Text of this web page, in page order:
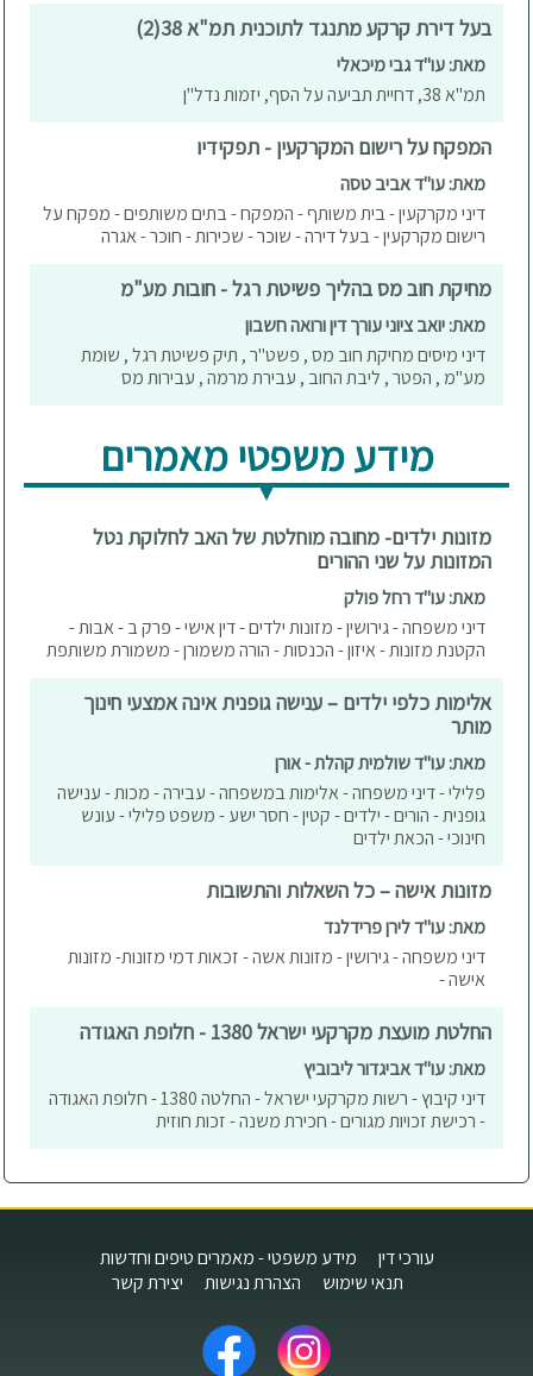
בעל דירת קרקע מתנגד לתוכנית תמ"א 38(2)
מאת: עו"ד גבי מיכאלי
תמ"א 38, דחיית תביעה על הסף, יזמות נדל"ן
המפקח על רישום המקרקעין - תפקידיו
מאת: עו"ד אביב טסה
דיני מקרקעין - בית משותף - המפקח - בתים משותפים - מפקח על
רישום מקרקעין - בעל דירה - שוכר - שכירות - חוכר - אגרה
מחיקת חוב מס בהליך פשיטת רגל - חובות מע"מ
מאת: יואב ציוני עורך דין ורואה חשבון
דיני מיסים מחיקת חוב מס , פשט"ר , תיק פשיטת רגל , שומת
מע"מ , הפטר , ליבת החוב , עבירת מרמה , עבירות מס
מידע משפטי מאמרים
מזונות ילדים- מחובה מוחלטת של האב לחלוקת נטל
המזונות על שני ההורים
מאת: עו"ד רחל פולק
דיני משפחה - גירושין - מזונות ילדים - דין אישי - פרק ב - אבות -
הקטנת מזונות - איזון - הכנסות - הורה משמורן - משמורת משותפת
אלימות כלפי ילדים – ענישה גופנית אינה אמצעי חינוך
מותר
מאת: עו"ד שולמית קהלת - אורן
פלילי - דיני משפחה - אלימות במשפחה - עבירה - מכות - ענישה
גופנית - הורים - ילדים - קטין - חסר ישע - משפט פלילי - עונש
חינוכי - הכאת ילדים
מזונות אישה – כל השאלות והתשובות
מאת: עו"ד לירן פרידלנד
דיני משפחה - גירושין - מזונות אשה - זכאות דמי מזונות- מזונות
אישה -
החלטת מועצת מקרקעי ישראל 1380 - חלופת האגודה
מאת: עו"ד אביגדור ליבוביץ
דיני קיבוץ - רשות מקרקעי ישראל - החלטה 1380 - חלופת האגודה
- רכישת זכויות מגורים - חכירת משנה - זכות חוזית
עורכי דין
מידע משפטי - מאמרים טיפים וחדשות
תנאי שימוש
הצהרת נגישות יצירת קשר